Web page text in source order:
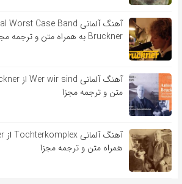
Bruckner به همراه متن و ترجمه مجزا
متن و ترجمه مجزا
همراه متن و ترجمه مجزا